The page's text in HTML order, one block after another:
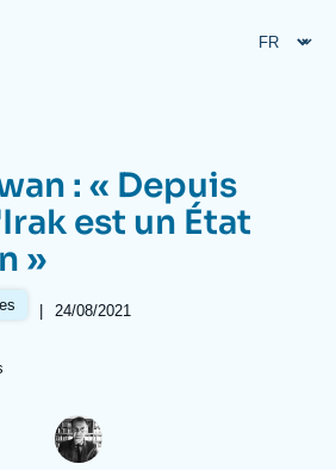
Proche-Orient
: « Depuis
est un État
»
| 24/08/2021